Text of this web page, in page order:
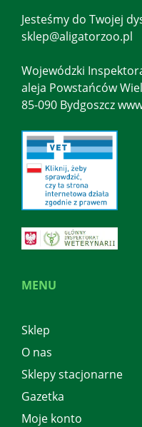
MENU
Sklep
O nas
Sklepy stacjonarne
Gazetka
Moje konto
Jesteśmy do Twojej
sklep@aligatorzoo.pl
Wojewódzki
aleja Powstańców
85-090 Bydgoszcz